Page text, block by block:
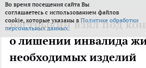
Во время посещения сайта Вы
соглашаетесь с использованием файлов
cookie, которые указаны в Политике обработки
персональных данных.
Бастрыкин взял под
о лишении инвалида
необходимых изделий